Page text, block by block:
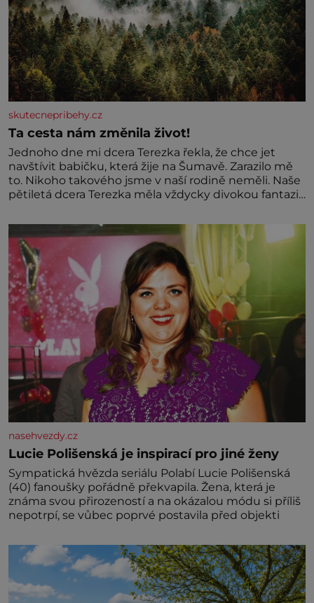
skutecnepribehy.cz
Ta cesta nám změnila život!
Jednoho dne mi dcera Terezka řekla, že chce jet
navštívit babičku, která žije na Šumavě. Zarazilo mě
to. Nikoho takového jsme v naší rodině neměli. Naše
pětiletá dcera Terezka měla vždycky divokou fantazii.
mi říkala, že se jí zdálo o jednorožcích, krásných
princeznách, statečných rytířích a létajících dracích.
nasehvezdy.cz
Lucie Polišenská je inspirací pro jiné ženy
Sympatická hvězda seriálu Polabí Lucie Polišenská
(40) fanoušky pořádně překvapila. Žena, která je
známa svou přirozeností a na okázalou módu si příliš
nepotrpí, se vůbec poprvé postavila před objekti